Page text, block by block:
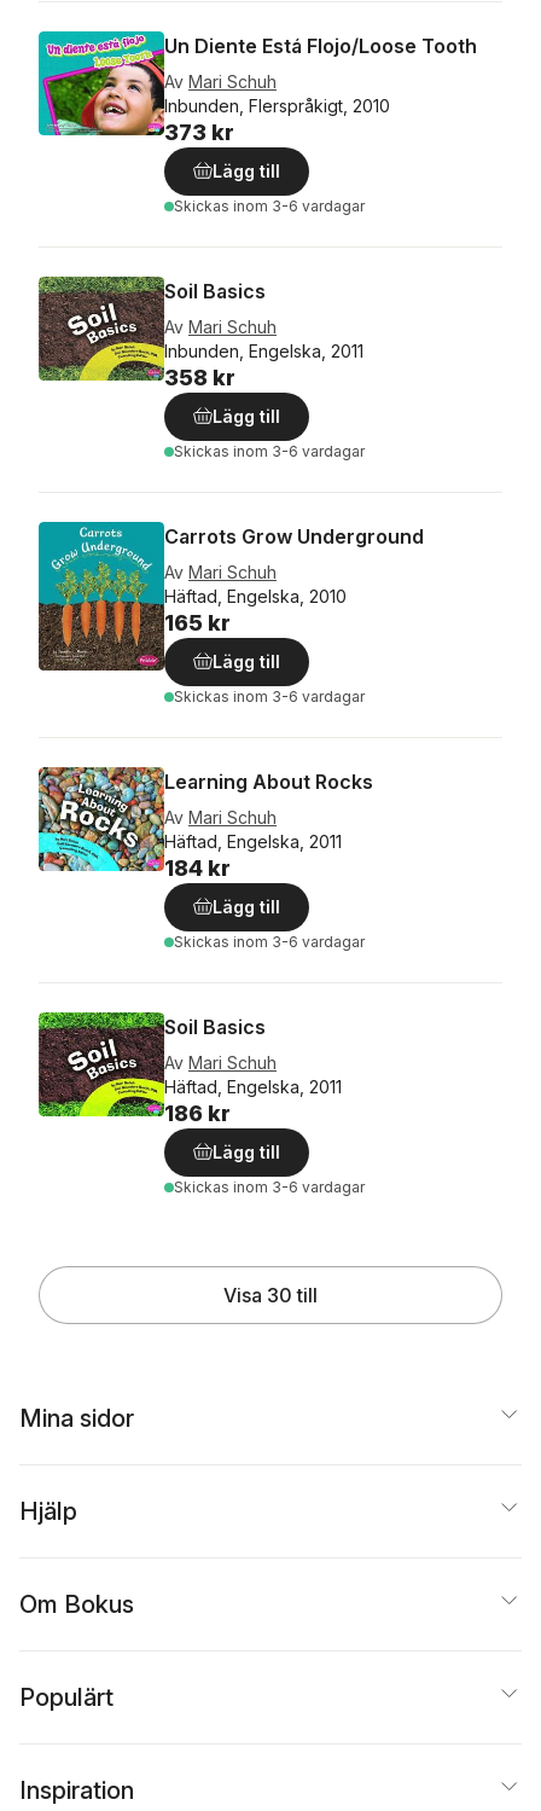
Un Diente Está Flojo/Loose Tooth
Av Mari Schuh
Inbunden, Flerspråkigt, 2010
373 kr
Lägg till
Skickas inom 3-6 vardagar
Soil Basics
Av Mari Schuh
Inbunden, Engelska, 2011
358 kr
Lägg till
Skickas inom 3-6 vardagar
Carrots Grow Underground
Av Mari Schuh
Häftad, Engelska, 2010
165 kr
Lägg till
Skickas inom 3-6 vardagar
Learning About Rocks
Av Mari Schuh
Häftad, Engelska, 2011
184 kr
Lägg till
Skickas inom 3-6 vardagar
Soil Basics
Av Mari Schuh
Häftad, Engelska, 2011
186 kr
Lägg till
Skickas inom 3-6 vardagar
Visa 30 till
Mina sidor
Hjälp
Om Bokus
Populärt
Inspiration